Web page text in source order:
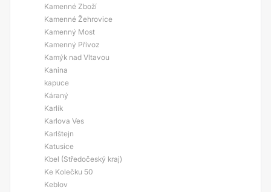
Kamenné Zboží
Kamenné Žehrovice
Kamenný Most
Kamenný Přívoz
Kamýk nad Vltavou
Kanina
kapuce
Káraný
Karlík
Karlova Ves
Karlštejn
Katusice
Kbel (Středočeský kraj)
Ke Kolečku 50
Keblov